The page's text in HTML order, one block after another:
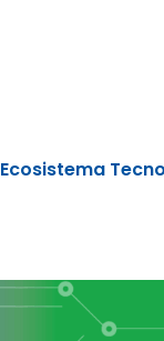
Ecosistema